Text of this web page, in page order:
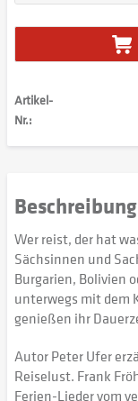
Artikel-
Nr.:
Beschreibung
Wer reist, der hat
Sächsinnen und
Burgarien, Bolivien
unterwegs mit dem
genießen ihr
Autor Peter Ufer
Reiselust. Frank
Ferien-Lieder vom